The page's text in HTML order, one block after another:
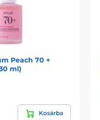
Peach 70 +
ml)
Kosárba